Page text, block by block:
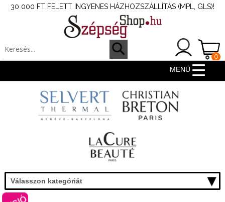
30 000 FT FELETT INGYENES HÁZHOZSZÁLLÍTÁS (MPL, GLS)!
0
MENÜ
Válasszon kategóriát